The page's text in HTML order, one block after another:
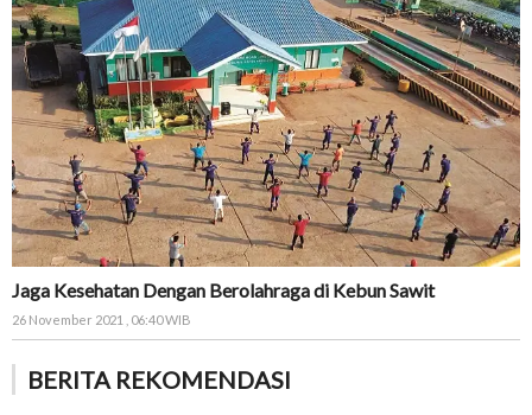
Jaga Kesehatan Dengan Berolahraga di Kebun Sawit
26 November 2021 , 06:40 WIB
BERITA REKOMENDASI